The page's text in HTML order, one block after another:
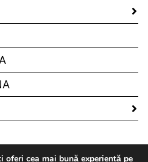
cea mai bună experiență pe